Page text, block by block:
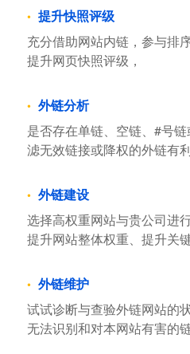
提升快照评级
充分借助网站内链，参与排
提升网页快照评级，
外链分析
是否存在单链、空链、#号
滤无效链接或降权的外链有
外链建设
选择高权重网站与贵公司进
提升网站整体权重、提升关
外链维护
试试诊断与查验外链网站的
无法识别和对本网站有害的